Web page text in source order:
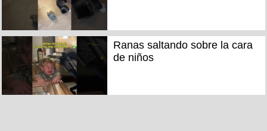
Ranas saltando sobre la cara
de niños